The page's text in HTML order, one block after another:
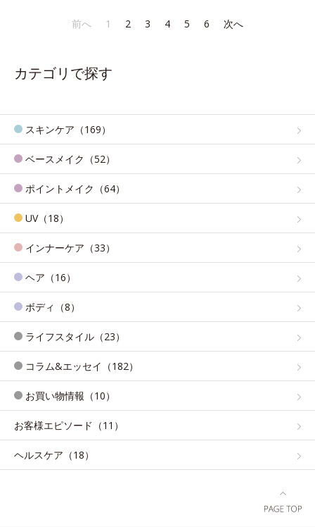
前へ 1 2 3 4 5 6 次へ
カテゴリで探す
スキンケア（169）
ベースメイク（52）
ポイントメイク（64）
UV（18）
インナーケア（33）
ヘア（16）
ボディ（8）
ライフスタイル（23）
コラム&エッセイ（182）
お買い物情報（10）
お客様エピソード（11）
ヘルスケア（18）